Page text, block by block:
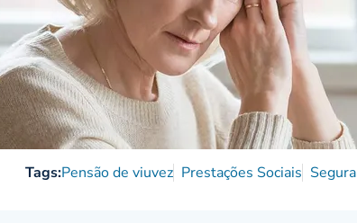
Tags:Pensão de viuvez Prestações Sociais